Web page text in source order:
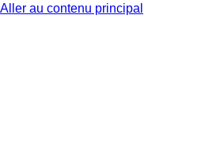
Aller au contenu principal